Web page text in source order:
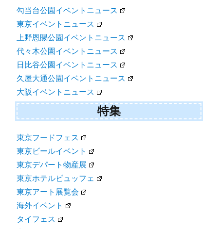
勾当台公園イベントニュース
東京イベントニュース
上野恩賜公園イベントニュース
代々木公園イベントニュース
日比谷公園イベントニュース
久屋大通公園イベントニュース
大阪イベントニュース
特集
東京フードフェス
東京ビールイベント
東京デパート物産展
東京ホテルビュッフェ
東京アート展覧会
海外イベント
タイフェス